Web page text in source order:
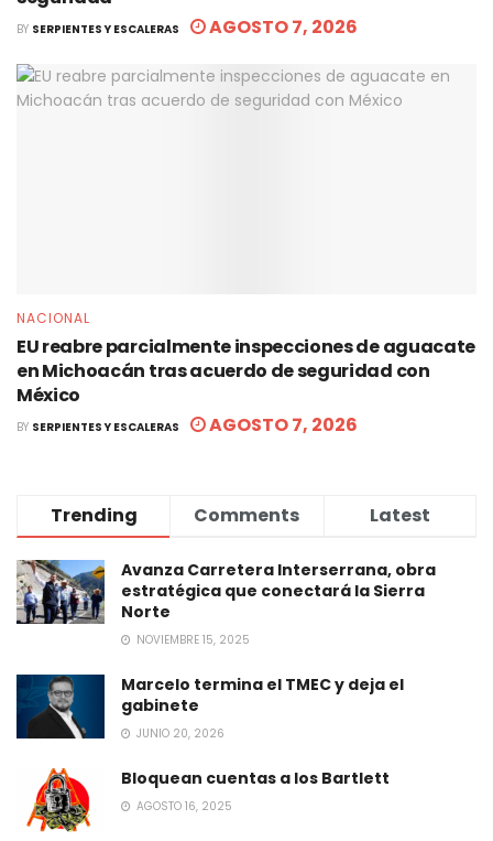
BY SERPIENTES Y ESCALERAS AGOSTO 7, 2026
NACIONAL
EU reabre parcialmente inspecciones de aguacate
en Michoacán tras acuerdo de seguridad con
México
BY SERPIENTES Y ESCALERAS AGOSTO 7, 2026
Trending Comments Latest
Avanza Carretera Interserrana, obra
estratégica que conectará la Sierra
Norte
NOVIEMBRE 15, 2025
Marcelo termina el TMEC y deja el
gabinete
JUNIO 20, 2026
Bloquean cuentas a los Bartlett
AGOSTO 16, 2025